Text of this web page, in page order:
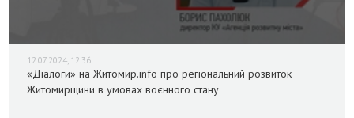
12.07.2024, 12:36
«Діалоги» на Житомир.info про регіональний розвиток
Житомирщини в умовах воєнного стану